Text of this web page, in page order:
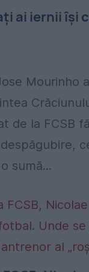
ai iernii își
Mourinho
de la FCSB
sumă...